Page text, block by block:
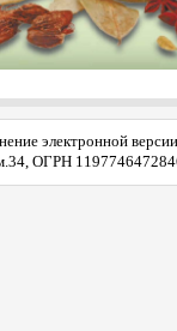
электронной
ОГРН